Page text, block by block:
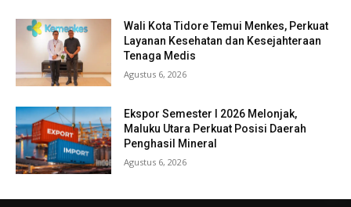
Wali Kota Tidore Temui Menkes, Perkuat
Layanan Kesehatan dan Kesejahteraan
Tenaga Medis
Agustus 6, 2026
Ekspor Semester I 2026 Melonjak,
Maluku Utara Perkuat Posisi Daerah
Penghasil Mineral
Agustus 6, 2026